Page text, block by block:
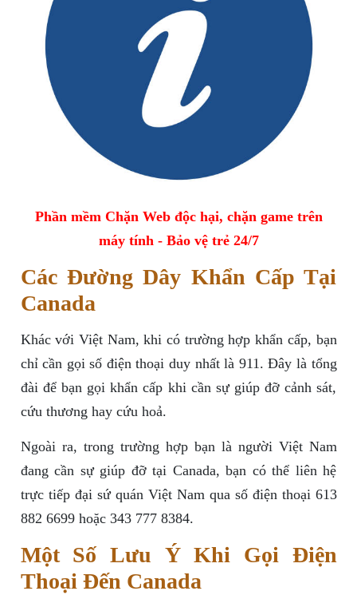
Phần mềm Chặn Web độc hại, chặn game trên
máy tính - Bảo vệ trẻ 24/7
Các Đường Dây Khẩn Cấp Tại
Canada
Khác với Việt Nam, khi có trường hợp khẩn cấp, bạn
chỉ cần gọi số điện thoại duy nhất là 911. Đây là tổng
đài để bạn gọi khẩn cấp khi cần sự giúp đỡ cảnh sát,
cứu thương hay cứu hoả.
Ngoài ra, trong trường hợp bạn là người Việt Nam
đang cần sự giúp đỡ tại Canada, bạn có thể liên hệ
trực tiếp đại sứ quán Việt Nam qua số điện thoại 613
882 6699 hoặc 343 777 8384.
Một Số Lưu Ý Khi Gọi Điện
Thoại Đến Canada